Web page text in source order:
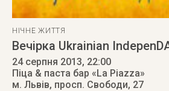
НІЧНЕ ЖИТТЯ
Вечірка Ukrainian
24 серпня 2013, 22:00
Піца & паста бар «La Piazza»
м. Львів, просп. Свободи, 27